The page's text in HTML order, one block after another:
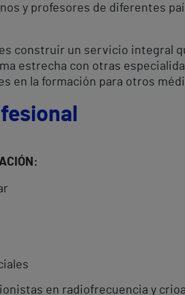
y profesores de diferentes
construir un servicio integral
estrecha con otras
en la formación para otros
en radiofrecuencia y